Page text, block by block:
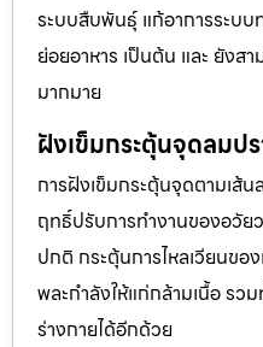
ระบบสืบพันธุ์ แก้อาการระบบ
ย่อยอาหาร เป็นต้น และ ยังส
มากมาย
ฝังเข็มกระตุ้นจุดลมป
การฝังเข็มกระตุ้นจุดตามเส้
ฤทธิ์ปรับการทำงานของอวัย
ปกติ กระตุ้นการไหลเวียนขอ
พละกำลังให้แก่กล้ามเนื้อ ร
ร่างกายได้อีกด้วย